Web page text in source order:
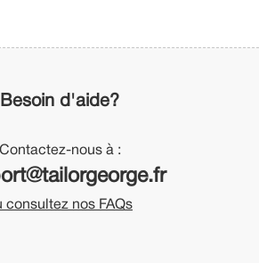
Besoin d'aide?
Contactez-nous à :
consultez nos FAQs